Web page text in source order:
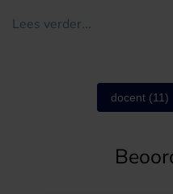
Lees verder...
docent (11)